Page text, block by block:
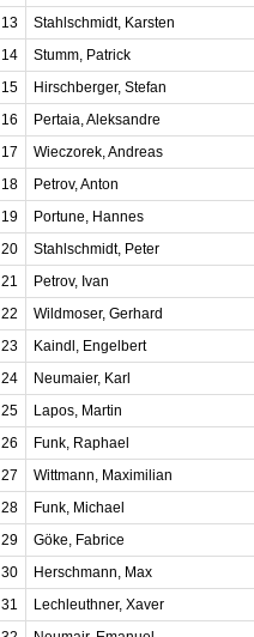
13
Stahlschmidt, Karsten
14
Stumm, Patrick
15
Hirschberger, Stefan
16
Pertaia, Aleksandre
17
Wieczorek, Andreas
18
Petrov, Anton
19
Portune, Hannes
20
Stahlschmidt, Peter
21
Petrov, Ivan
22
Wildmoser, Gerhard
23
Kaindl, Engelbert
24
Neumaier, Karl
25
Lapos, Martin
26
Funk, Raphael
27
Wittmann, Maximilian
28
Funk, Michael
29
Göke, Fabrice
30
Herschmann, Max
31
Lechleuthner, Xaver